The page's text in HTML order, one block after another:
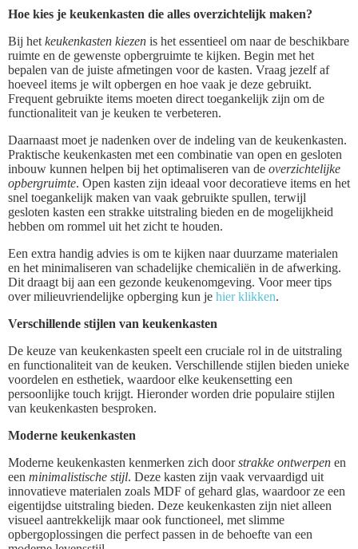
Hoe kies je keukenkasten die alles overzichtelijk maken?
Bij het keukenkasten kiezen is het essentieel om naar de beschikbare
ruimte en de gewenste opbergruimte te kijken. Begin met het
bepalen van de juiste afmetingen voor de kasten. Vraag jezelf af
hoeveel items je wilt opbergen en hoe vaak je deze gebruikt.
Frequent gebruikte items moeten direct toegankelijk zijn om de
functionaliteit van je keuken te verbeteren.
Daarnaast moet je nadenken over de indeling van de keukenkasten.
Praktische keukenkasten met een combinatie van open en gesloten
inbouw kunnen helpen bij het optimaliseren van de overzichtelijke
opbergruimte. Open kasten zijn ideaal voor decoratieve items en het
snel toegankelijk maken van vaak gebruikte spullen, terwijl
gesloten kasten een strakke uitstraling bieden en de mogelijkheid
hebben om rommel uit het zicht te houden.
Een extra handig advies is om te kijken naar duurzame materialen
en het minimaliseren van schadelijke chemicaliën in de afwerking.
Dit draagt bij aan een gezonde keukenomgeving. Voor meer tips
over milieuvriendelijke opberging kun je hier klikken.
Verschillende stijlen van keukenkasten
De keuze van keukenkasten speelt een cruciale rol in de uitstraling
en functionaliteit van de keuken. Verschillende stijlen bieden unieke
voordelen en esthetiek, waardoor elke keukensetting een
persoonlijke touch krijgt. Hieronder worden drie populaire stijlen
van keukenkasten besproken.
Moderne keukenkasten
Moderne keukenkasten kenmerken zich doorstrakke ontwerpen en
een minimalistische stijl. Deze kasten zijn vaak vervaardigd uit
innovatieve materialen zoals MDF of gehard glas, waardoor ze een
eigentijdse uitstraling bieden. Deze keukenkasten zijn niet alleen
visueel aantrekkelijk maar ook functioneel, met slimme
opbergoplossingen die perfect passen in de behoefte van een